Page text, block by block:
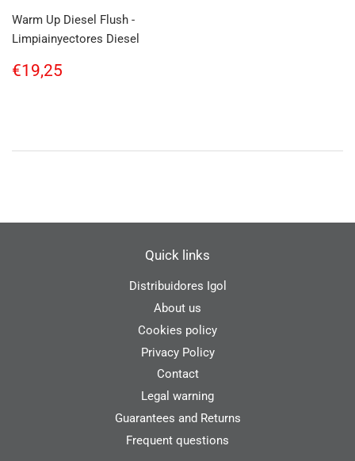
Warm Up Diesel Flush -
Limpiainyectores Diesel
Regular
price
€19,25
Quick links
Distribuidores Igol
About us
Cookies policy
Privacy Policy
Contact
Legal warning
Guarantees and Returns
Frequent questions